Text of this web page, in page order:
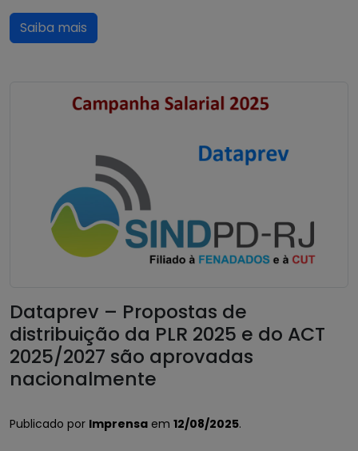
Saiba mais
Dataprev – Propostas de
distribuição da PLR 2025 e do ACT
2025/2027 são aprovadas
nacionalmente
Publicado por Imprensa em 12/08/2025.